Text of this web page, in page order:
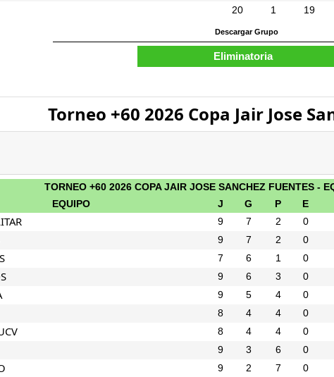
20 1 19
Torneo +60 2026 Copa Jair Jose
TORNEO +60 2026 COPA JAIR JOSE SANCHEZ FUENTES -
EQUIPO J G P E
9 7 2 0
9 7 2 0
7 6 1 0
9 6 3 0
9 5 4 0
8 4 4 0
8 4 4 0
9 3 6 0
9 2 7 0